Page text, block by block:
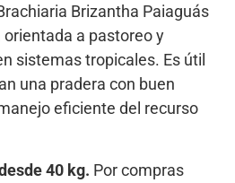
Brizantha Paiaguás
a pastoreo y
sistemas tropicales. Es útil
una pradera con buen
eficiente del recurso
40 kg. Por compras